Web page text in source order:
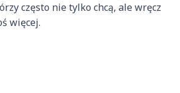
często nie tylko chcą, ale wręcz
więcej.